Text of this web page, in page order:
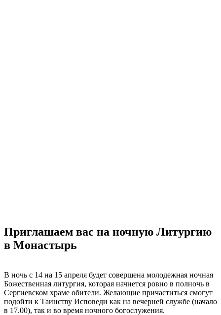
Приглашаем вас на ночную Литургию
в Монастырь
В ночь с 14 на 15 апреля будет совершена молодежная ночная
Божественная литургия, которая начнется ровно в полночь в
Сергиевском храме обители. Желающие причаститься смогут
подойти к Таинству Исповеди как на вечерней службе (начало
в 17.00), так и во время ночного богослужения.